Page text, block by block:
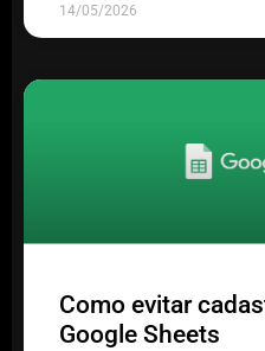
14/05/2026
Como evitar
Google Sheets